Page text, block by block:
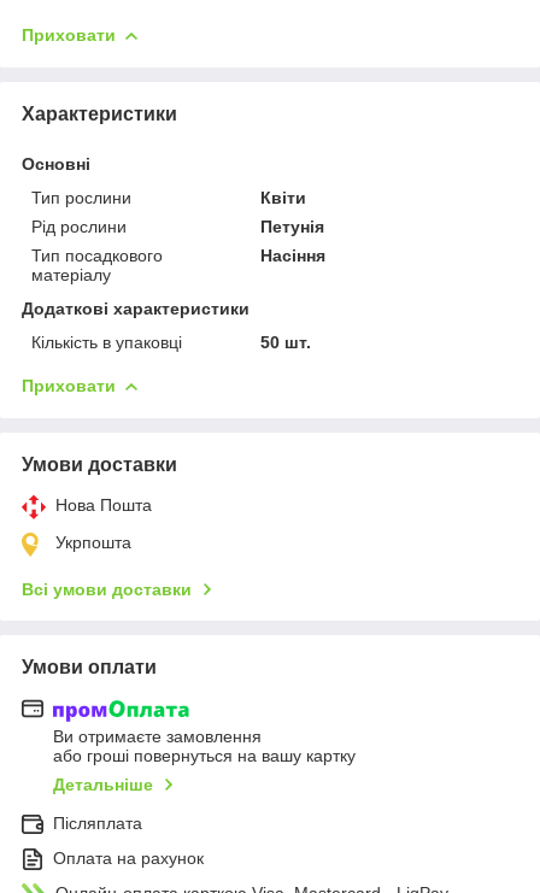
Приховати
Характеристики
Основні
Тип рослини
Квіти
Рід рослини
Петунія
Тип посадкового
матеріалу
Насіння
Додаткові характеристики
Кількість в упаковці
50 шт.
Приховати
Умови доставки
Нова Пошта
Укрпошта
Всі умови доставки
Умови оплати
Ви отримаєте замовлення
або гроші повернуться на вашу картку
Детальніше
Післяплата
Оплата на рахунок